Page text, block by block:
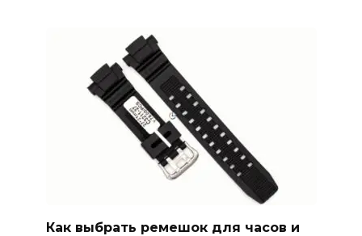
Как выбрать ремешок для часов и